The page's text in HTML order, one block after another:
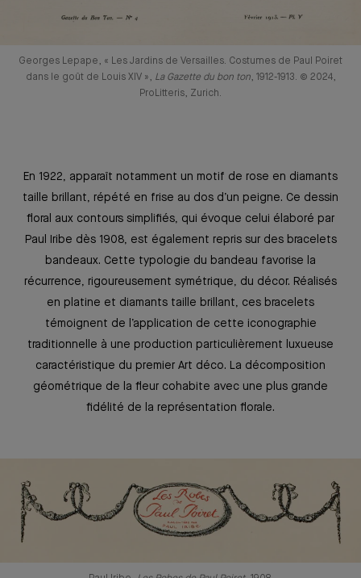
Georges Lepape, « Les Jardins de Versailles. Costumes de Paul Poiret
dans le goût de Louis XIV », La Gazette du bon ton, 1912-1913. © 2024,
ProLitteris, Zurich.
En 1922, apparaît notamment un motif de rose en diamants
taille brillant, répété en frise au dos d’un peigne. Ce dessin
floral aux contours simplifiés, qui évoque celui élaboré par
Paul Iribe dès 1908, est également repris sur des bracelets
bandeaux. Cette typologie du bandeau favorise la
récurrence, rigoureusement symétrique, du décor. Réalisés
en platine et diamants taille brillant, ces bracelets
témoignent de l’application de cette iconographie
traditionnelle à une production particulièrement luxueuse
caractéristique du premier Art déco. La décomposition
géométrique de la fleur cohabite avec une plus grande
fidélité de la représentation florale.